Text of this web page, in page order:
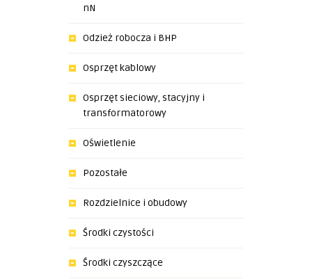
nN
Odzież robocza i BHP
Osprzęt kablowy
Osprzęt sieciowy, stacyjny i
transformatorowy
Oświetlenie
Pozostałe
Rozdzielnice i obudowy
Środki czystości
Środki czyszczące